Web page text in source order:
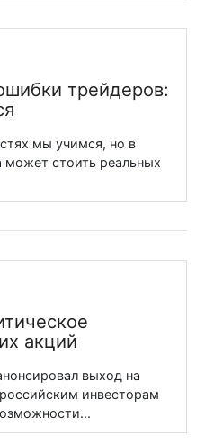
трейдеров:
мы учимся, но в
стоить реальных
акций
выход на
инвесторам